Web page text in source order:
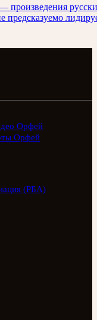
произведения
предсказуемо
Орфей
Орфей
(РБА)